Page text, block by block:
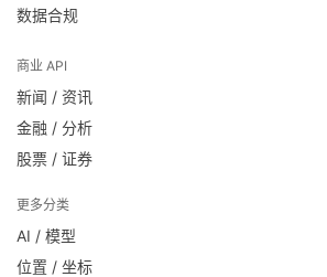
数据合规
商业 API
新闻 / 资讯
金融 / 分析
股票 / 证券
更多分类
AI / 模型
位置 / 坐标